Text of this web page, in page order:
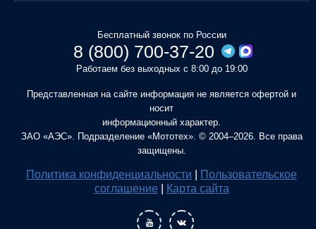
Бесплатный звонок по России
8 (800) 700-37-20
Работаем без выходных с 8:00 до 19:00
Представленная на сайте информация не является офертой и
носит
информационный характер.
ЗАО «АЭС». Подразделение «Мототех». © 2004–2026. Все права
защищены.
Политика конфиденциальности
Пользовательское
соглашение
Карта сайта